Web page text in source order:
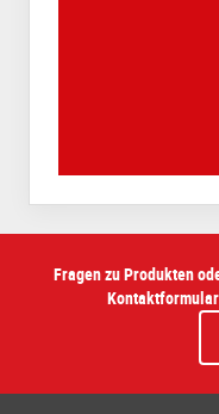
Fragen zu Produkten